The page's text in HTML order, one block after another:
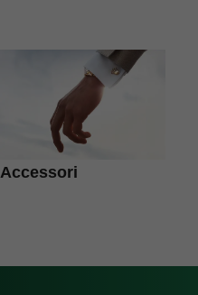
Accessori